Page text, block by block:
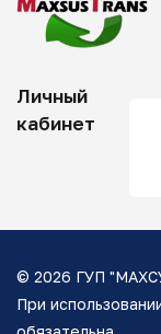
Личный
кабинет
© 2026 ГУП
При